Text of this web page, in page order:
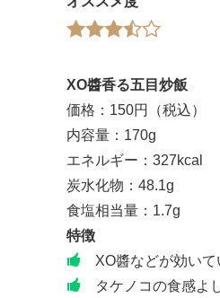
XO醬香る五目炒飯
価格：150円（税込）
内容量：170g
エネルギー：327kcal
炭水化物：48.1g
食塩相当量：1.7g
特徴
XO醬などが効いて
タケノコの食感よ